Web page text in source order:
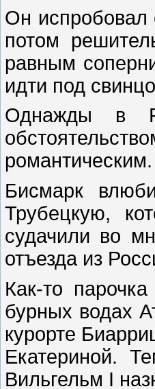
Он испробовал
потом
равным
идти под
Однажды в
романтическим.
Бисмарк
Трубецкую,
судачили во
отъезда из
Как-то
бурных водах
курорте
Екатериной.
Вильгельм I